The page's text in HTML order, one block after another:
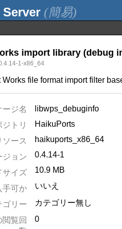
(簡易)
import library (debug
1-x86_64
Works file format import filter
ージ名
libwps_debuginfo
ジトリ
HaikuPorts
ソース
haikuports_x86_64
ジョン
0.4.14-1
サイズ 10.9 MB
手可か いいえ
ゴリー
カテゴリー無し
覧回
0